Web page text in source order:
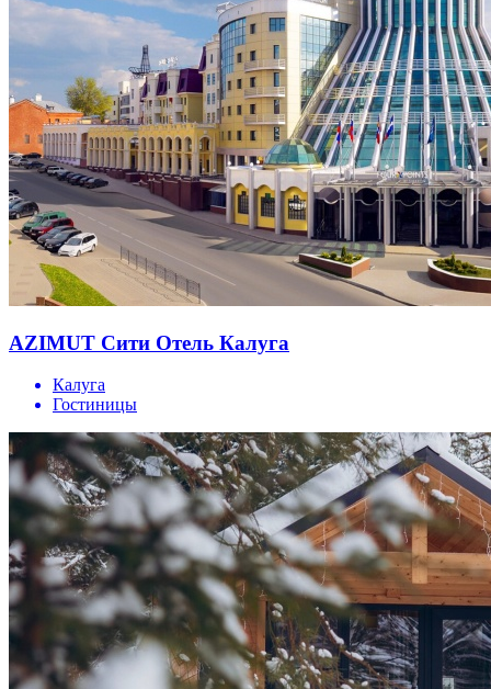
AZIMUT Сити Отель Калуга
Калуга
Гостиницы